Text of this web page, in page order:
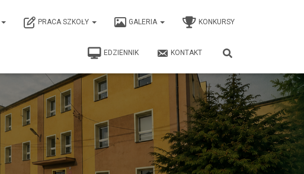
PRACA SZKOŁY GALERIA KONKURSY
EDZIENNIK KONTAKT